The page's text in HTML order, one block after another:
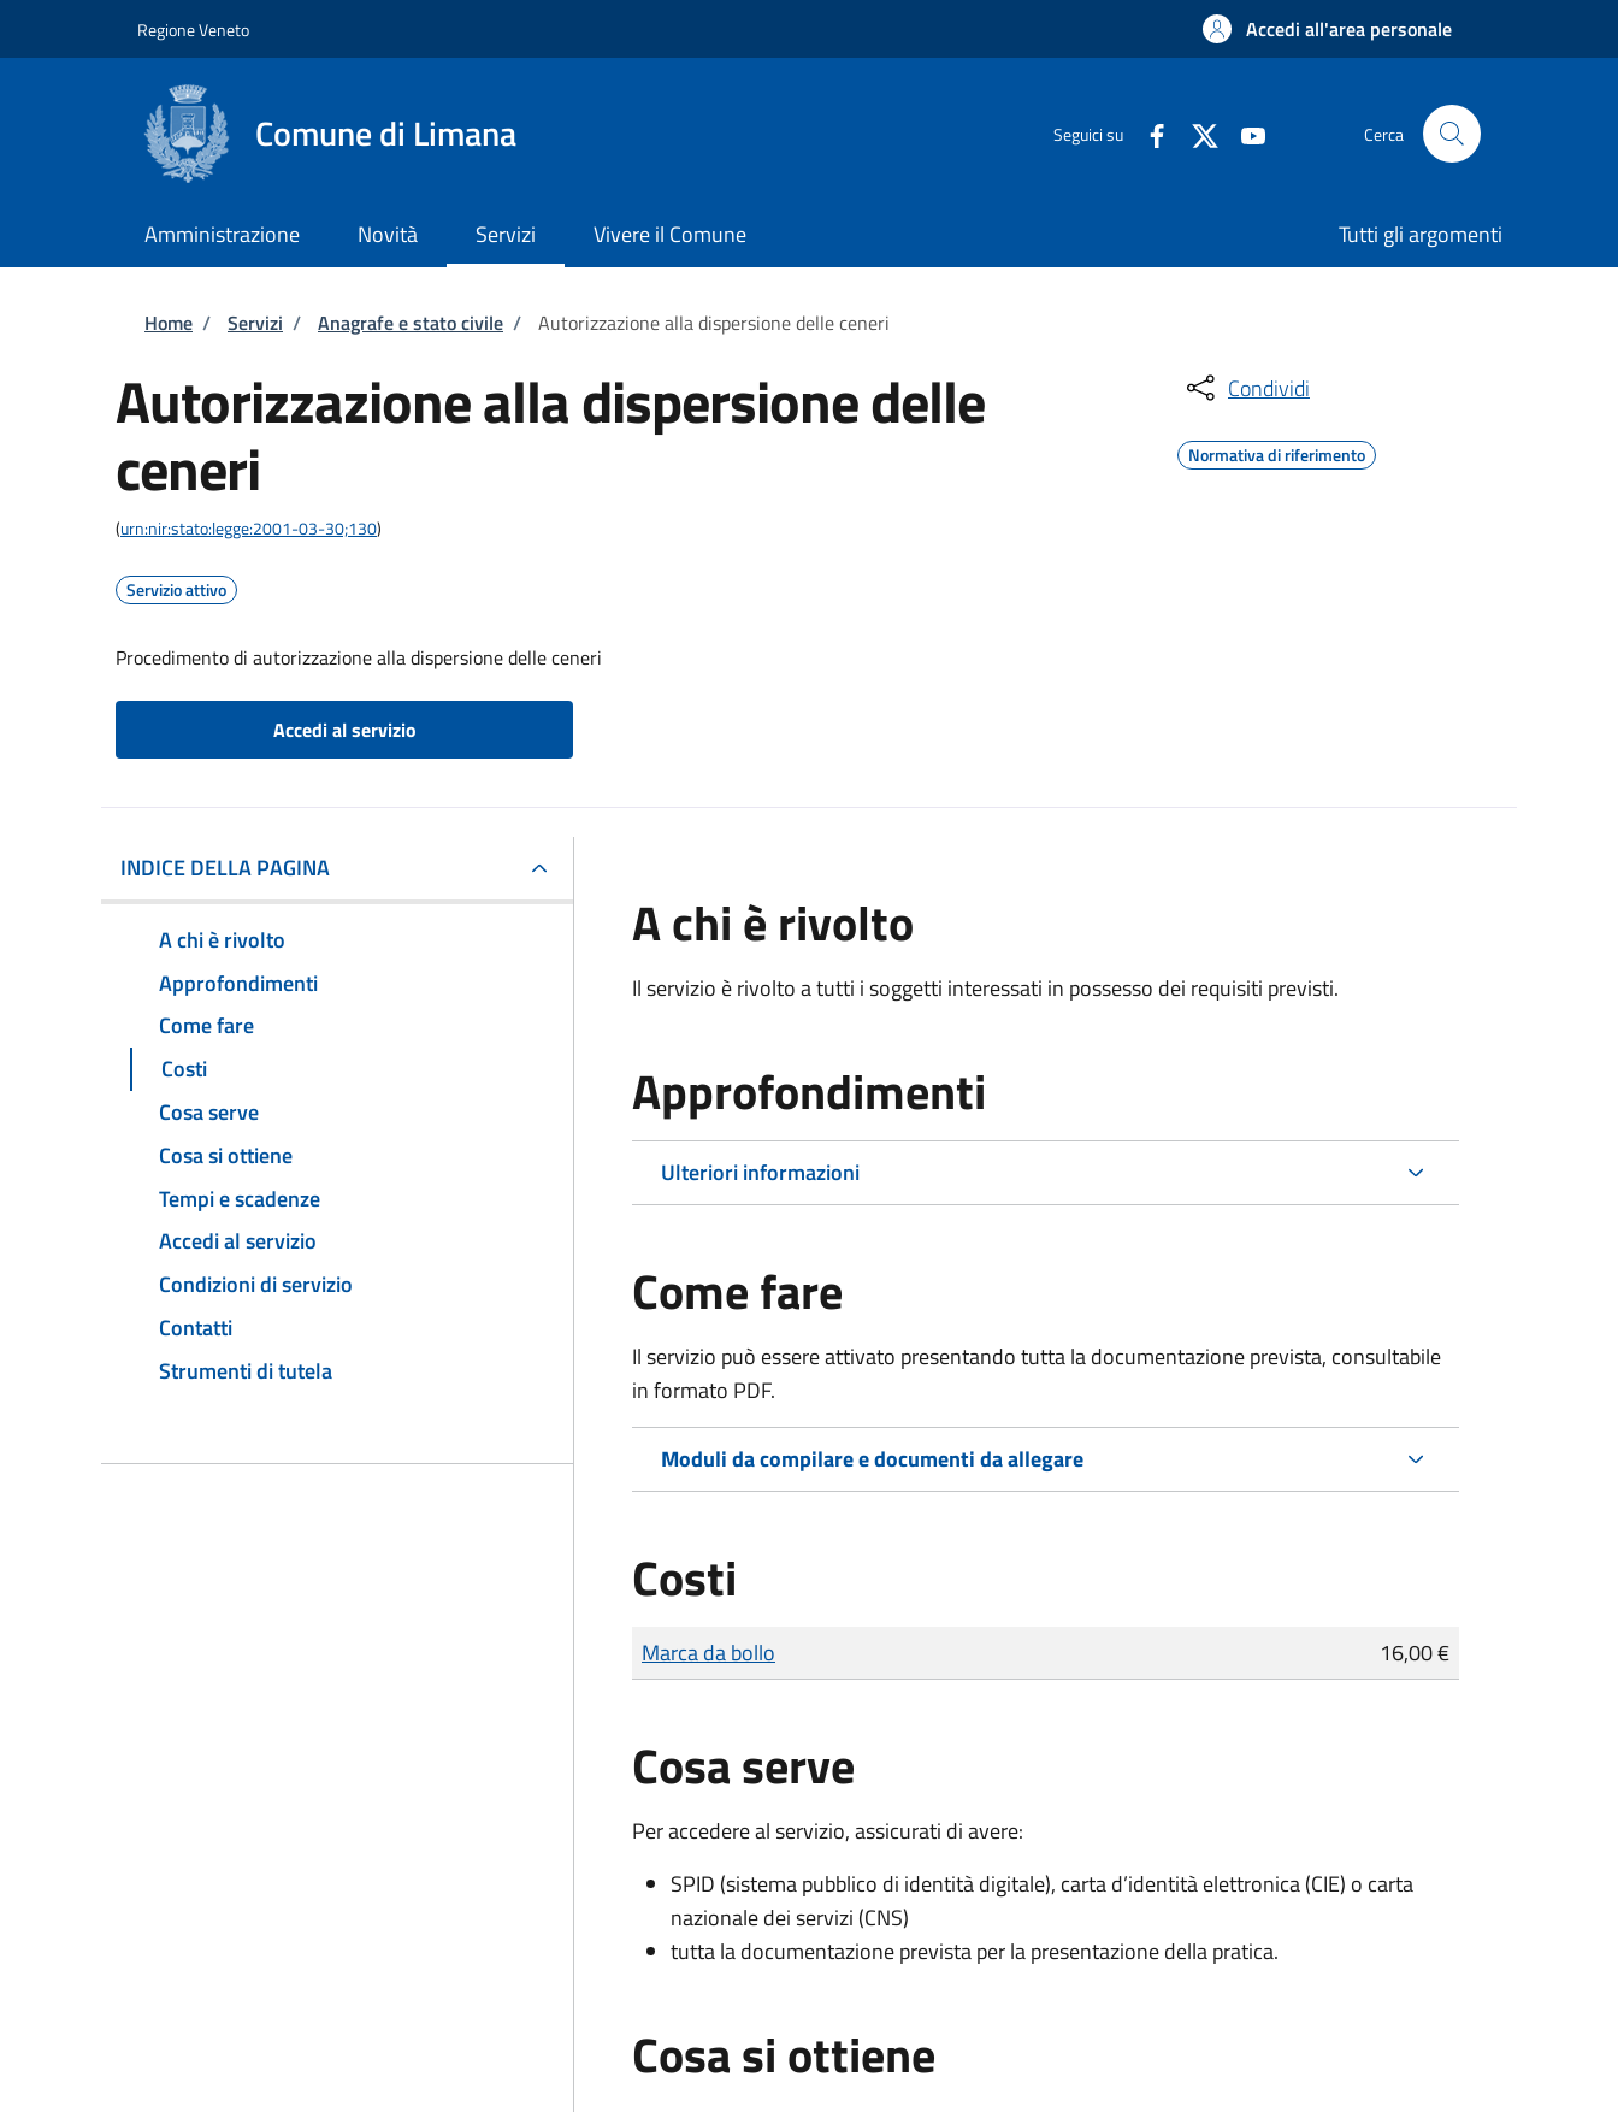
Regione Veneto Accedi all'area personale
Comune di Limana Seguici su Cerca
Amministrazione Novità Servizi Vivere il Comune Tutti gli argomenti
Briciole di pane
Home / Servizi / Anagrafe e stato civile / Autorizzazione alla dispersione delle ceneri
Autorizzazione alla dispersione delle
ceneri
(urn:nir:stato:legge:2001-03-30;130)
Servizio attivo
Procedimento di autorizzazione alla dispersione delle ceneri
Accedi al servizio
Condividi
Normativa di riferimento
INDICE DELLA PAGINA
A chi è rivolto
Approfondimenti
Come fare
Costi
Cosa serve
Cosa si ottiene
Tempi e scadenze
Accedi al servizio
Condizioni di servizio
Contatti
Strumenti di tutela
A chi è rivolto
Il servizio è rivolto a tutti i soggetti interessati in possesso dei requisiti previsti.
Approfondimenti
Ulteriori informazioni
Come fare
Il servizio può essere attivato presentando tutta la documentazione prevista, consultabile
in formato PDF.
Moduli da compilare e documenti da allegare
Costi
Tipo di pagamento
Importo
Marca da bollo 16,00 €
Cosa serve
Per accedere al servizio, assicurati di avere:
SPID (sistema pubblico di identità digitale), carta d’identità elettronica (CIE) o carta
nazionale dei servizi (CNS)
tutta la documentazione prevista per la presentazione della pratica.
Cosa si ottiene